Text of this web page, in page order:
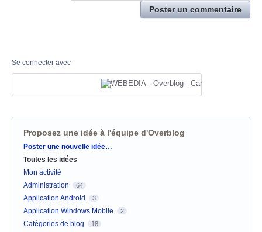
Poster un commentaire
Se connecter avec
Proposez une idée à l'équipe d'Overblog
Catégories
Poster une nouvelle idée…
Toutes les idées
Mon activité
Administration
64
Application Android 3
Application Windows Mobile 2
Catégories de blog 18